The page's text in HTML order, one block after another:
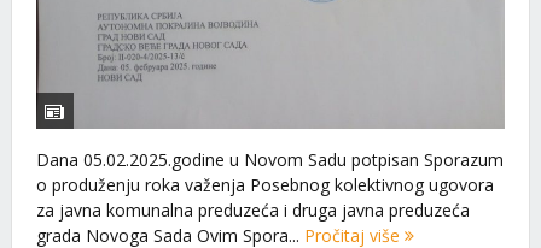
Dana 05.02.2025.godine u Novom Sadu potpisan Sporazum
o produženju roka važenja Posebnog kolektivnog ugovora
za javna komunalna preduzeća i druga javna preduzeća
grada Novoga Sada Ovim Spora... Pročitaj više